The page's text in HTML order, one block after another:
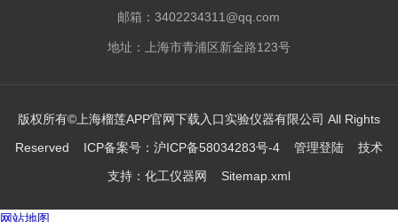
邮箱：3402234311@qq.com
地址：上海市青浦区新金路123号
版权所有©上海榴莲APP官网下载入口实验仪器有限公司 All Rights
Reserved ICP备案号： 沪ICP备58034283号-4 管理登陆技术
支持： 化工仪器网 Sitemap.xml
网站地图